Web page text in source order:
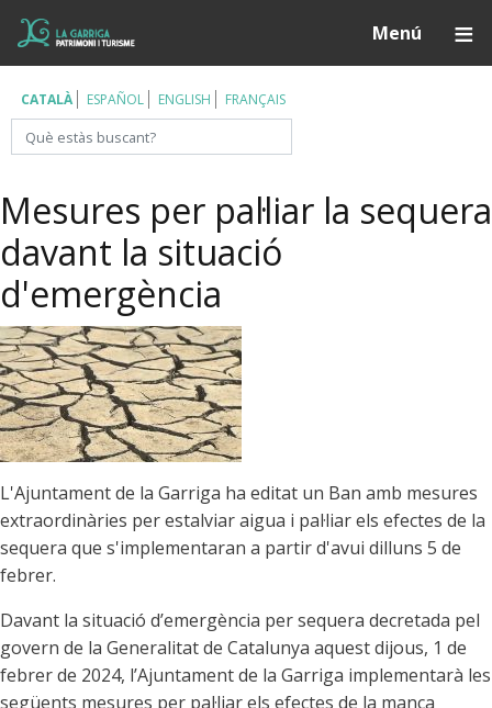
contingut
Menú
CATALÀ ESPAÑOL ENGLISH FRANÇAIS
Cerca
Mesures per pal·liar la sequera
davant la situació
d'emergència
L'Ajuntament de la Garriga ha editat un Ban amb mesures
extraordinàries per estalviar aigua i pal·liar els efectes de la
sequera que s'implementaran a partir d'avui dilluns 5 de
febrer.
Davant la situació d’emergència per sequera decretada pel
govern de la Generalitat de Catalunya aquest dijous, 1 de
febrer de 2024, l’Ajuntament de la Garriga implementarà les
següents mesures per pal·liar els efectes de la manca